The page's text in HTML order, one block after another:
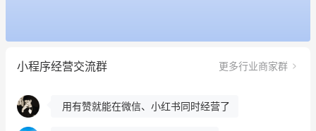
小程序经营交流群 更多行业商家群
冰墩墩货源充足需要的联系我
这个营销策划案例推荐大家看一下
用有赞就能在微信、小红书同时经营了